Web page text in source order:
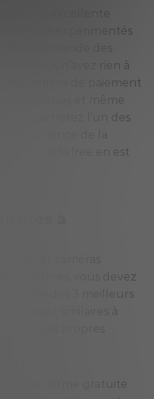
est une excellente
jerkers expérimentés
le monde des
et vous n’avez rien à
options de paiement
pratiques et même
vous achetez l’un des
expérience de la
et Flirt4free en est
à
les caméras
formes, vous devez
la liste des 3 meilleurs
assez similaires à
leurs propres
plate-forme gratuite